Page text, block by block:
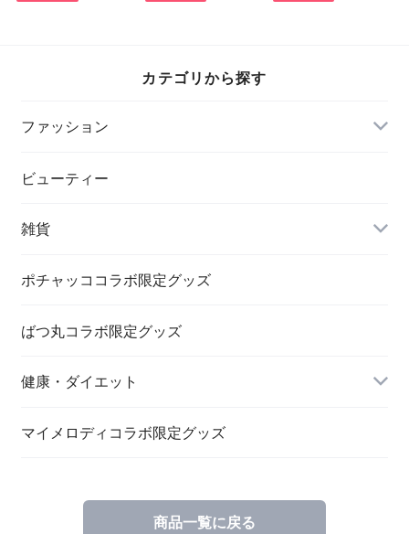
カテゴリから探す
ファッション
ビューティー
雑貨
文具関連
キーホルダー・バッヂ
ポチャッココラボ限定グッズ
ばつ丸コラボ限定グッズ
健康・ダイエット
チャコールウォーター
マイメロディコラボ限定グッズ
商品一覧に戻る